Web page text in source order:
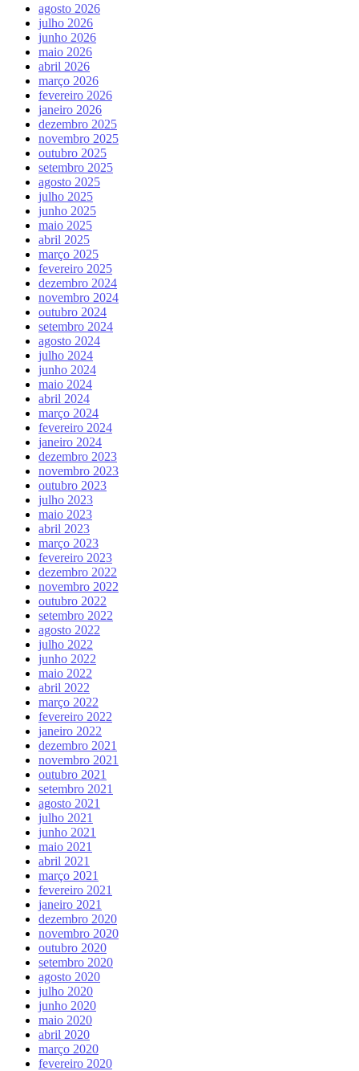
agosto 2026
julho 2026
junho 2026
maio 2026
abril 2026
março 2026
fevereiro 2026
janeiro 2026
dezembro 2025
novembro 2025
outubro 2025
setembro 2025
agosto 2025
julho 2025
junho 2025
maio 2025
abril 2025
março 2025
fevereiro 2025
dezembro 2024
novembro 2024
outubro 2024
setembro 2024
agosto 2024
julho 2024
junho 2024
maio 2024
abril 2024
março 2024
fevereiro 2024
janeiro 2024
dezembro 2023
novembro 2023
outubro 2023
julho 2023
maio 2023
abril 2023
março 2023
fevereiro 2023
dezembro 2022
novembro 2022
outubro 2022
setembro 2022
agosto 2022
julho 2022
junho 2022
maio 2022
abril 2022
março 2022
fevereiro 2022
janeiro 2022
dezembro 2021
novembro 2021
outubro 2021
setembro 2021
agosto 2021
julho 2021
junho 2021
maio 2021
abril 2021
março 2021
fevereiro 2021
janeiro 2021
dezembro 2020
novembro 2020
outubro 2020
setembro 2020
agosto 2020
julho 2020
junho 2020
maio 2020
abril 2020
março 2020
fevereiro 2020